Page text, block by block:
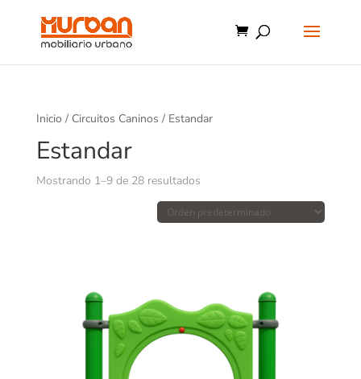
Inicio / Circuitos Caninos / Estandar
Estandar
Mostrando 1–9 de 28 resultados